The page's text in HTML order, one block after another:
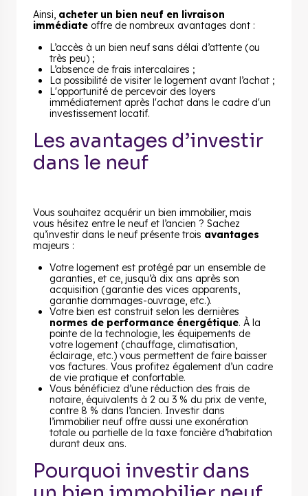
Ainsi, acheter un bien neuf en livraison
immédiate offre de nombreux avantages dont :
L’accès à un bien neuf sans délai d’attente (ou
très peu) ;
L’absence de frais intercalaires ;
La possibilité de visiter le logement avant l’achat ;
L'opportunité de percevoir des loyers
immédiatement après l'achat dans le cadre d'un
investissement locatif.
Les avantages d’investir
dans le neuf
Vous souhaitez acquérir un bien immobilier, mais
vous hésitez entre le neuf et l’ancien ? Sachez
qu’investir dans le neuf présente trois avantages
majeurs :
Votre logement est protégé par un ensemble de
garanties, et ce, jusqu’à dix ans après son
acquisition (garantie des vices apparents,
garantie dommages-ouvrage, etc.).
Votre bien est construit selon les dernières
normes de performance énergétique. À la
pointe de la technologie, les équipements de
votre logement (chauffage, climatisation,
éclairage, etc.) vous permettent de faire baisser
vos factures. Vous profitez également d’un cadre
de vie pratique et confortable.
Vous bénéficiez d’une réduction des frais de
notaire, équivalents à 2 ou 3 % du prix de vente,
contre 8 % dans l’ancien. Investir dans
l’immobilier neuf offre aussi une exonération
totale ou partielle de la taxe foncière d’habitation
durant deux ans.
Pourquoi investir dans